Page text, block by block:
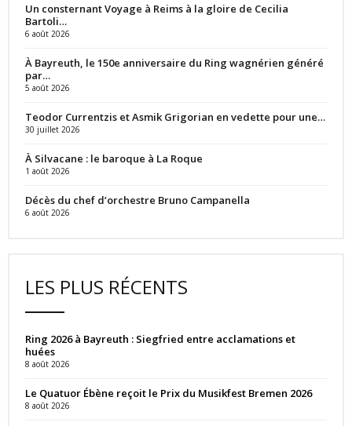
Un consternant Voyage à Reims à la gloire de Cecilia
Bartoli…
6 août 2026
À Bayreuth, le 150e anniversaire du Ring wagnérien généré
par…
5 août 2026
Teodor Currentzis et Asmik Grigorian en vedette pour une…
30 juillet 2026
À Silvacane : le baroque à La Roque
1 août 2026
Décès du chef d’orchestre Bruno Campanella
6 août 2026
LES PLUS RÉCENTS
Ring 2026 à Bayreuth : Siegfried entre acclamations et
huées
8 août 2026
Le Quatuor Ébène reçoit le Prix du Musikfest Bremen 2026
8 août 2026